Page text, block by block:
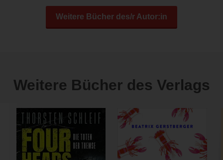
Weitere Bücher des/r Autor:in
Weitere Bücher des Verlags